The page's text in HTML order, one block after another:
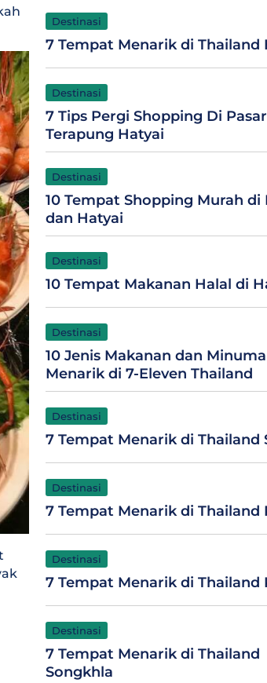
Destinasi
7 Tempat Menarik di Thailand
Destinasi
7 Tips Pergi Shopping Di Pasar
Terapung Hatyai
Destinasi
10 Tempat Shopping Murah di
dan Hatyai
Destinasi
10 Tempat Makanan Halal di
Destinasi
10 Jenis Makanan dan
Menarik di 7-Eleven Thailand
Destinasi
7 Tempat Menarik di Thailand
Destinasi
7 Tempat Menarik di Thailand
Destinasi
7 Tempat Menarik di Thailand
Destinasi
7 Tempat Menarik di Thailand
Songkhla